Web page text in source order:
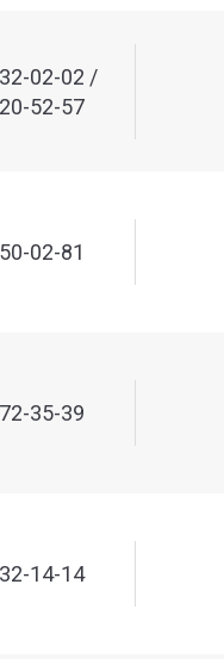
02-02 /
52-57
02-81
35-39
14-14